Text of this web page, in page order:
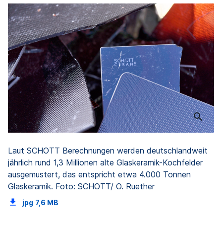
Laut SCHOTT Berechnungen werden deutschlandweit
jährlich rund 1,3 Millionen alte Glaskeramik-Kochfelder
ausgemustert, das entspricht etwa 4.000 Tonnen
Glaskeramik. Foto: SCHOTT/ O. Ruether
jpg 7,6 MB